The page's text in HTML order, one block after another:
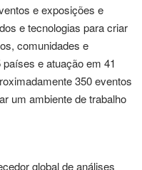
e exposições e
e tecnologias para criar
comunidades e
e atuação em 41
350 eventos
um ambiente de trabalho
global de análises